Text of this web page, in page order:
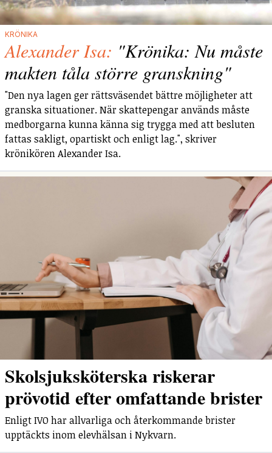
KRÖNIKA
Alexander Isa: "Krönika: Nu måste
makten tåla större granskning"
"Den nya lagen ger rättsväsendet bättre möjligheter att
granska situationer. När skattepengar används måste
medborgarna kunna känna sig trygga med att besluten
fattas sakligt, opartiskt och enligt lag.", skriver
krönikören Alexander Isa.
Skolsjuksköterska riskerar
prövotid efter omfattande brister
Enligt IVO har allvarliga och återkommande brister
upptäckts inom elevhälsan i Nykvarn.